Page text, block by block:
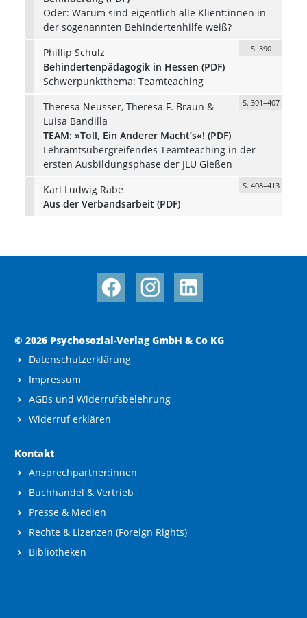
Oder: Warum sind eigentlich alle Klient:innen in
der sogenannten Behindertenhilfe weiß?
Phillip Schulz
S. 390
Behindertenpädagogik in Hessen (PDF)
Schwerpunktthema: Teamteaching
Theresa Neusser, Theresa F. Braun &
Luisa Bandilla
S. 391–407
TEAM: »Toll, Ein Anderer Macht’s«! (PDF)
Lehramtsübergreifendes Teamteaching in der
ersten Ausbildungsphase der JLU Gießen
Karl Ludwig Rabe
S. 408–413
Aus der Verbandsarbeit (PDF)
© 2026 Psychosozial-Verlag GmbH & Co KG
Datenschutzerklärung
Impressum
AGBs und Widerrufsbelehrung
Widerruf erklären
Kontakt
Ansprechpartner:innen
Buchhandel & Vertrieb
Presse & Medien
Rechte & Lizenzen (Foreign Rights)
Bibliotheken